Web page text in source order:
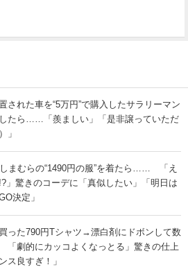
された車を“5万円”で購入したサラリーマン
たら……「羨ましい」「是非譲っていただ
」
まむらの“1490円の服”を着たら…… 「え
」驚きのコーデに「真似したい」「明日は
決定」
った790円Tシャツ→漂白剤にドボンして数
劇的にカッコよくなっとる」驚きの仕上
ス良すぎ！」